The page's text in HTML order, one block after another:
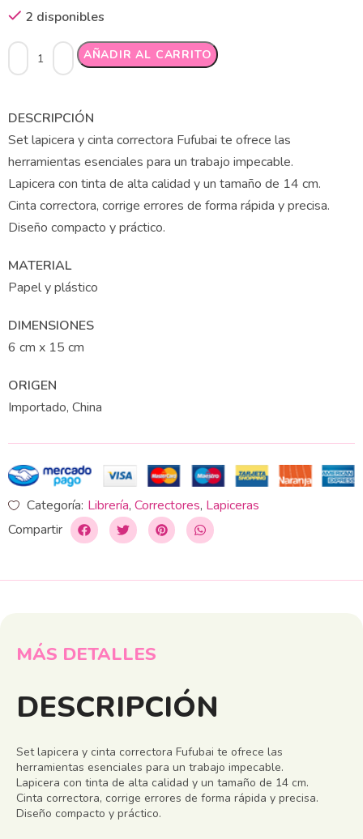
2 disponibles
AÑADIR AL CARRITO
Alternative:
DESCRIPCIÓN
Set lapicera y cinta correctora Fufubai te ofrece las
herramientas esenciales para un trabajo impecable.
Lapicera con tinta de alta calidad y un tamaño de 14 cm.
Cinta correctora, corrige errores de forma rápida y precisa.
Diseño compacto y práctico.
MATERIAL
Papel y plástico
DIMENSIONES
6 cm x 15 cm
ORIGEN
Importado, China
Categoría: Librería, Correctores, Lapiceras
Compartir
MÁS DETALLES
DESCRIPCIÓN
Set lapicera y cinta correctora Fufubai te ofrece las
herramientas esenciales para un trabajo impecable.
Lapicera con tinta de alta calidad y un tamaño de 14 cm.
Cinta correctora, corrige errores de forma rápida y precisa.
Diseño compacto y práctico.